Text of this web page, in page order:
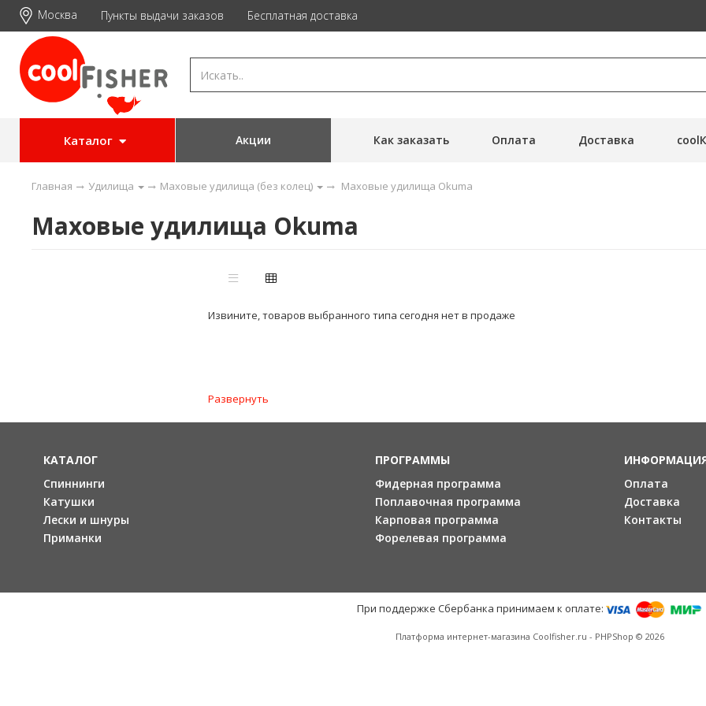
Москва Пункты выдачи заказов Бесплатная доставка
Каталог Как заказать Оплата Доставка
Акции
Главная Удилища Маховые удилища (без колец) Маховые удилища Okuma
Маховые удилища Okuma
Извините, товаров выбранного типа сегодня нет в продаже
Развернуть
КАТАЛОГ
Спиннинги
Катушки
Лески и шнуры
Приманки
ПРОГРАММЫ
Фидерная программа
Поплавочная программа
Карповая программа
Форелевая программа
Оплата
Доставка
Контакты
При поддержке Сбербанка принимаем к оплате:
Платформа интернет-магазина Coolfisher.ru - PHPShop © 2026